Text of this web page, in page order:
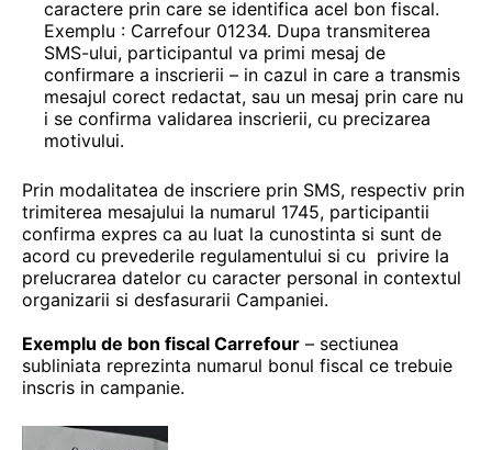
caractere prin care se identifica acel bon fiscal.
Exemplu : Carrefour 01234. Dupa transmiterea
SMS-ului, participantul va primi mesaj de
confirmare a inscrierii – in cazul in care a transmis
mesajul corect redactat, sau un mesaj prin care nu
i se confirma validarea inscrierii, cu precizarea
motivului.
Prin modalitatea de inscriere prin SMS, respectiv prin
trimiterea mesajului la numarul 1745, participantii
confirma expres ca au luat la cunostinta si sunt de
acord cu prevederile regulamentului si cu privire la
prelucrarea datelor cu caracter personal in contextul
organizarii si desfasurarii Campaniei.
Exemplu de bon fiscal Carrefour – sectiunea
subliniata reprezinta numarul bonul fiscal ce trebuie
inscris in campanie.